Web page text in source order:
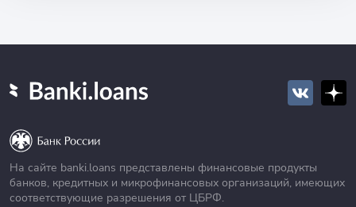
На сайте banki.loans представлены финансовые продукты
банков, кредитных и микрофинансовых организаций, имеющих
соответствующие разрешения от ЦБРФ.